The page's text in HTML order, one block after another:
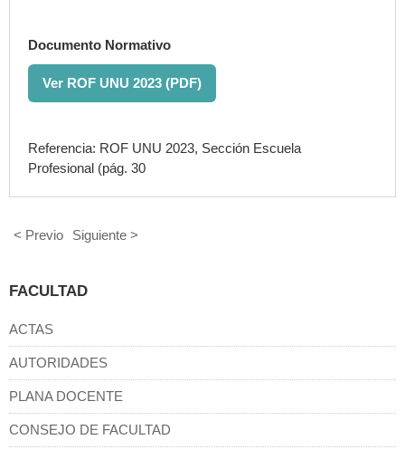
Documento Normativo
Ver ROF UNU 2023 (PDF)
Referencia: ROF UNU 2023, Sección Escuela
Profesional (pág. 30
< Previo Siguiente >
FACULTAD
ACTAS
AUTORIDADES
PLANA DOCENTE
CONSEJO DE FACULTAD